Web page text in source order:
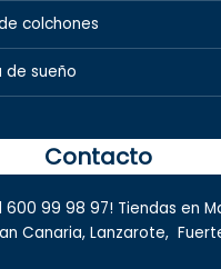
colchones
de sueño
Contacto
600 99 98 97! Tiendas en
Canaria, Lanzarote,